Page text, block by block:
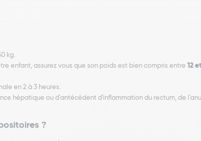
kg.
enfant, assurez vous que son poids est bien compris entre 12
en 2 à 3 heures.
hépatique ou d'antécédent d'inflammation du rectum, de
?